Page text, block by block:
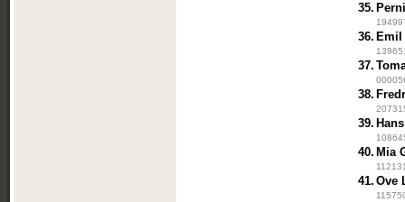
35.
36. Emil
37.
38.
39.
40. Mia
41. Ove